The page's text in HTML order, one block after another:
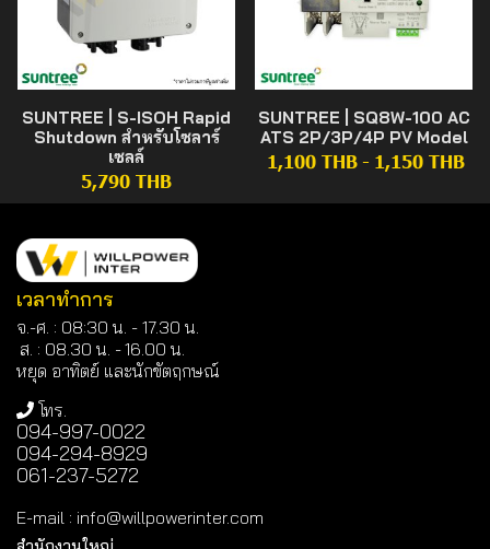
SUNTREE | S-ISOH Rapid
Shutdown สำหรับโซลาร์
เซลล์
5,790 THB
SUNTREE | SQ8W-100 AC
ATS 2P/3P/4P PV Model
1,100 THB - 1,150 THB
เวลาทำการ
จ.-ศ. : 08:30 น. - 17.30 น.
ส. : 08.30 น. -16.00 น.
หยุด อาทิตย์ และนักขัตฤกษณ์
โทร.
094-997-0022
094-294-8929
061-237-5272
E-mail : info@willpowerinter.com
สำนักงานใหญ่